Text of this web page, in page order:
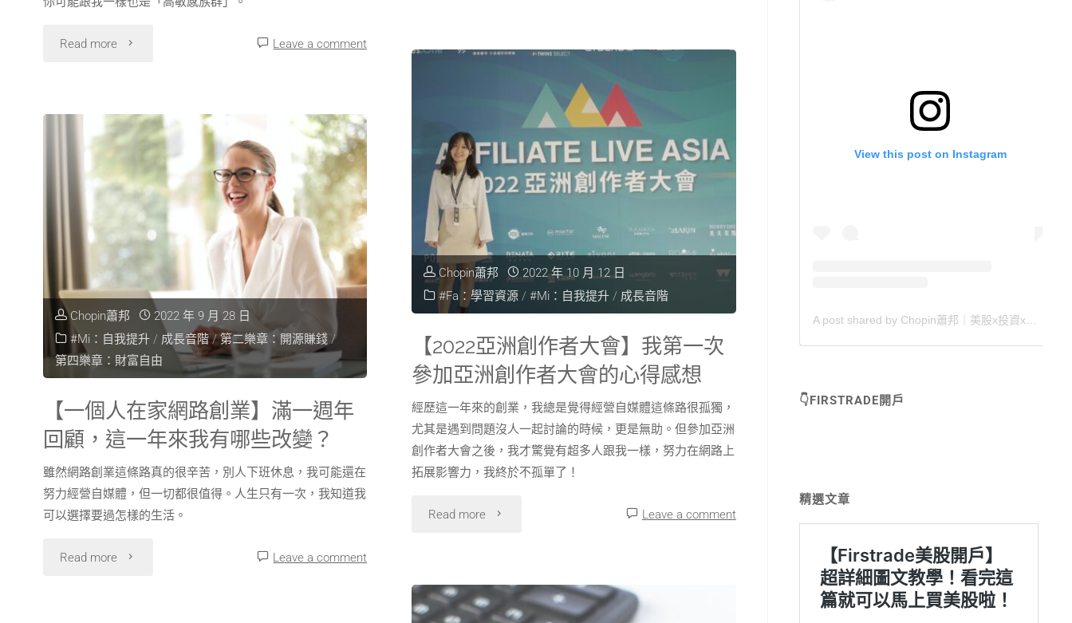
Read more Leave a comment
Chopin蕭邦
2022 年 10 月 12 日
#Fa：學習資源 / #Mi：自我提升 / 成長音階
【2022亞洲創作者大會】我第一次
參加亞洲創作者大會的心得感想
經歷這一年來的創業，我總是覺得經營自媒體這條路很孤獨，
尤其是遇到問題沒人一起討論的時候，更是無助。但參加亞洲
創作者大會之後，我才驚覺有超多人跟我一樣，努力在網路上
拓展影響力，我終於不孤單了！
Read more Leave a comment
Chopin蕭邦
2022 年 9 月 28 日
#Mi：自我提升 / 成長音階 / 第二樂章：開源賺錢 /
第四樂章：財富自由
【一個人在家網路創業】滿一週年
回顧，這一年來我有哪些改變？
雖然網路創業這條路真的很辛苦，別人下班休息，我可能還在
努力經營自媒體，但一切都很值得。人生只有一次，我知道我
可以選擇要過怎樣的生活。
Read more Leave a comment
View this post on Instagram
👇FIRSTRADE開戶
精選文章